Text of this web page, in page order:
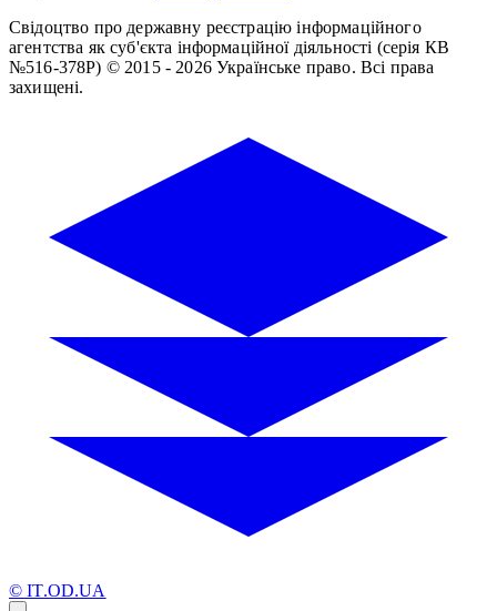
Свідоцтво про державну реєстрацію інформаційного
агентства як суб'єкта інформаційної діяльності (серія КВ
№516-378Р) © 2015 - 2026 Українське право. Всі права
захищені.
© IT.OD.UA